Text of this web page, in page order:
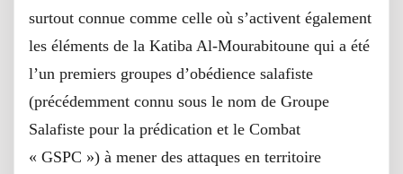
surtout connue comme celle où s’activent également
les éléments de la Katiba Al-Mourabitoune qui a été
l’un premiers groupes d’obédience salafiste
(précédemment connu sous le nom de Groupe
Salafiste pour la prédication et le Combat
« GSPC ») à mener des attaques en territoire